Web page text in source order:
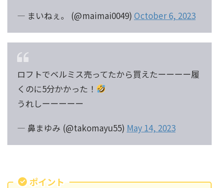
— まいねぇ。 (@maimai0049) October 6, 2023
ロフトでベルミス売ってたから買えたーーーー履
くのに5分かかった！
うれしーーーーー
— 鼻まゆみ (@takomayu55) May 14, 2023
ポイント